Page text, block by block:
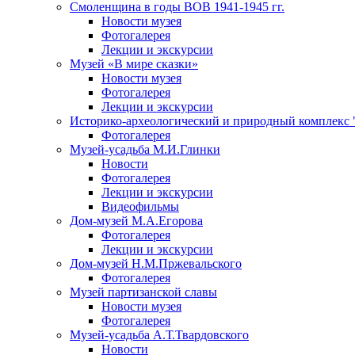
Смоленщина в годы ВОВ 1941-1945 гг.
Новости музея
Фотогалерея
Лекции и экскурсии
Музей «В мире сказки»
Новости музея
Фотогалерея
Лекции и экскурсии
Историко-археологический и природный комплекс
Фотогалерея
Музей-усадьба М.И.Глинки
Новости
Фотогалерея
Лекции и экскурсии
Видеофильмы
Дом-музей М.А.Егорова
Фотогалерея
Лекции и экскурсии
Дом-музей Н.М.Пржевальского
Фотогалерея
Музей партизанской славы
Новости музея
Фотогалерея
Музей-усадьба А.Т.Твардовского
Новости